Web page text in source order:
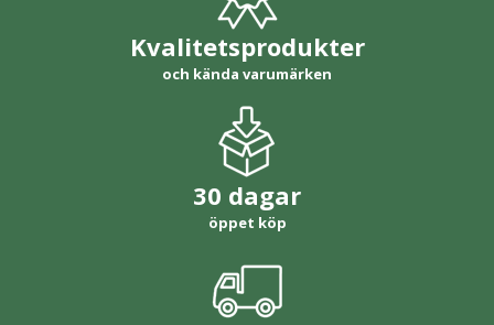
Kvalitetsprodukter
och kända varumärken
30 dagar
öppet köp